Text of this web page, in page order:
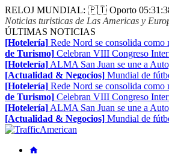
RELOJ MUNDIAL: 🇵🇹 Oporto
Noticias turisticas de Las Americas y
ÚLTIMAS NOTICIAS
[Hotelería] Rede Nord se consolida como
de Turismo] Celebran VIII Congreso
[Hotelería] ALMA San Juan se une a
[Actualidad & Negocios] Mundial de
[Hotelería] Rede Nord se consolida como
de Turismo] Celebran VIII Congreso
[Hotelería] ALMA San Juan se une a
[Actualidad & Negocios] Mundial de